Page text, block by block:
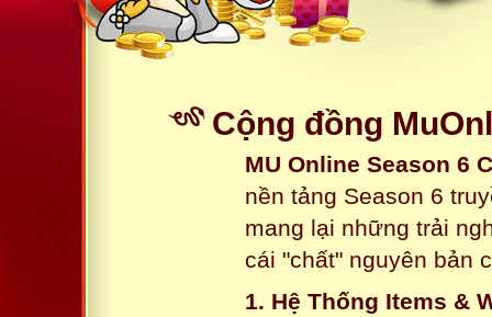
Cộng đồng
MU Online Season 6
nền tảng Season 6
mang lại những trải
cái "chất" nguyên bản
1. Hệ Thống Items &